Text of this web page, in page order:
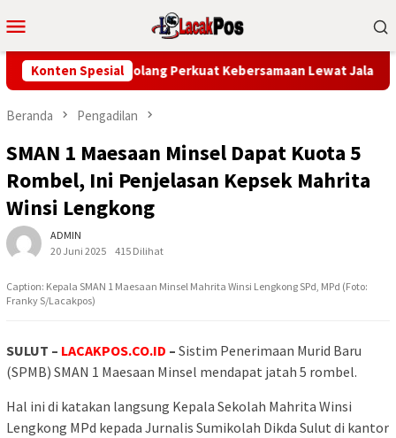
ke
Mobile
Konten Spesial
Warga Mandolang Perkuat Kebersamaan Lewat Jalan Sehat
Beranda Pengadilan
SMAN 1 Maesaan Minsel Dapat Kuota 5
Rombel, Ini Penjelasan Kepsek Mahrita
Winsi Lengkong
ADMIN
20 Juni 2025
415 Dilihat
Caption: Kepala SMAN 1 Maesaan Minsel Mahrita Winsi Lengkong SPd, MPd (Foto:
Franky S/Lacakpos)
SULUT – LACAKPOS.CO.ID – Sistim Penerimaan Murid Baru
(SPMB) SMAN 1 Maesaan Minsel mendapat jatah 5 rombel.
Hal ini di katakan langsung Kepala Sekolah Mahrita Winsi
Lengkong MPd kepada Jurnalis Sumikolah Dikda Sulut di kantor